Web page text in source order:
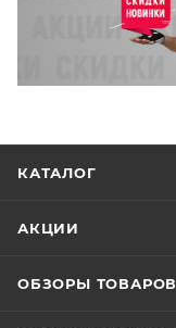
КАТАЛОГ
АКЦИИ
ОБЗОРЫ ТОВАРОВ